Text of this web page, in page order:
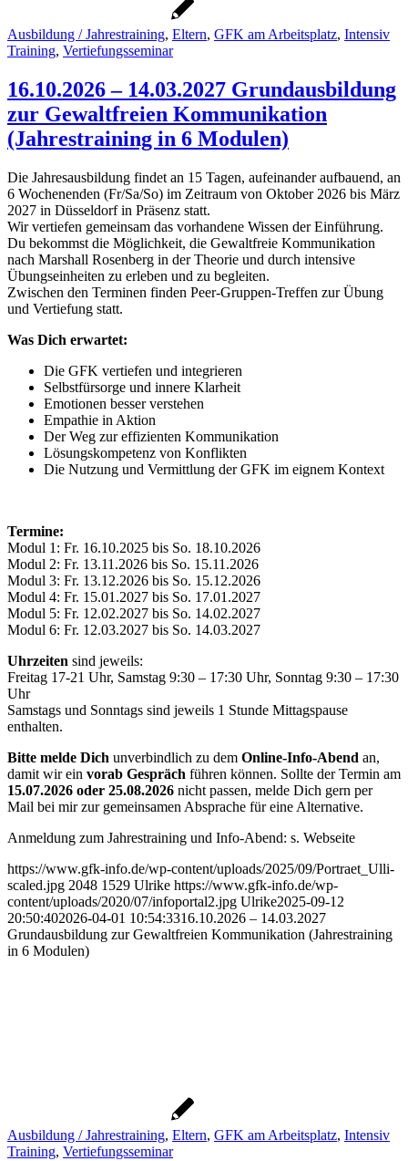
Ausbildung / Jahrestraining, Eltern, GFK am Arbeitsplatz, Intensiv
Training, Vertiefungsseminar
16.10.2026 – 14.03.2027 Grundausbildung
zur Gewaltfreien Kommunikation
(Jahrestraining in 6 Modulen)
Die Jahresausbildung findet an 15 Tagen, aufeinander aufbauend, an
6 Wochenenden (Fr/Sa/So) im Zeitraum von Oktober 2026 bis März
2027 in Düsseldorf in Präsenz statt.
Wir vertiefen gemeinsam das vorhandene Wissen der Einführung.
Du bekommst die Möglichkeit, die Gewaltfreie Kommunikation
nach Marshall Rosenberg in der Theorie und durch intensive
Übungseinheiten zu erleben und zu begleiten.
Zwischen den Terminen finden Peer-Gruppen-Treffen zur Übung
und Vertiefung statt.
Was Dich erwartet:
Die GFK vertiefen und integrieren
Selbstfürsorge und innere Klarheit
Emotionen besser verstehen
Empathie in Aktion
Der Weg zur effizienten Kommunikation
Lösungskompetenz von Konflikten
Die Nutzung und Vermittlung der GFK im eignem Kontext
Termine:
Modul 1: Fr. 16.10.2025 bis So. 18.10.2026
Modul 2: Fr. 13.11.2026 bis So. 15.11.2026
Modul 3: Fr. 13.12.2026 bis So. 15.12.2026
Modul 4: Fr. 15.01.2027 bis So. 17.01.2027
Modul 5: Fr. 12.02.2027 bis So. 14.02.2027
Modul 6: Fr. 12.03.2027 bis So. 14.03.2027
Uhrzeiten sind jeweils:
Freitag 17-21 Uhr, Samstag 9:30 – 17:30 Uhr, Sonntag 9:30 – 17:30
Uhr
Samstags und Sonntags sind jeweils 1 Stunde Mittagspause
enthalten.
Bitte melde Dich unverbindlich zu dem Online-Info-Abend an,
damit wir ein vorab Gespräch führen können. Sollte der Termin am
15.07.2026 oder 25.08.2026 nicht passen, melde Dich gern per
Mail bei mir zur gemeinsamen Absprache für eine Alternative.
Anmeldung zum Jahrestraining und Info-Abend: s. Webseite
https://www.gfk-info.de/wp-content/uploads/2025/09/Portraet_Ulli-
scaled.jpg 2048 1529 Ulrike https://www.gfk-info.de/wp-
content/uploads/2020/07/infoportal2.jpg Ulrike2025-09-12
20:50:402026-04-01 10:54:3316.10.2026 – 14.03.2027
Grundausbildung zur Gewaltfreien Kommunikation (Jahrestraining
in 6 Modulen)
Ausbildung / Jahrestraining, Eltern, GFK am Arbeitsplatz, Intensiv
Training, Vertiefungsseminar